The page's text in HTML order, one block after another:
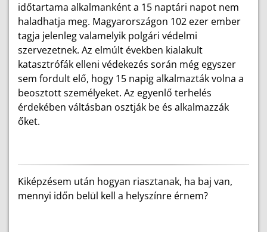
időtartama alkalmanként a 15 naptári napot nem
haladhatja meg. Magyarországon 102 ezer ember
tagja jelenleg valamelyik polgári védelmi
szervezetnek. Az elmúlt években kialakult
katasztrófák elleni védekezés során még egyszer
sem fordult elő, hogy 15 napig alkalmazták volna a
beosztott személyeket. Az egyenlő terhelés
érdekében váltásban osztják be és alkalmazzák
őket.
Kiképzésem után hogyan riasztanak, ha baj van,
mennyi időn belül kell a helyszínre érnem?